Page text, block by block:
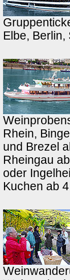
Elbe, Berlin,
Rhein,
und Brezel
Rheingau
oder
Kuchen ab